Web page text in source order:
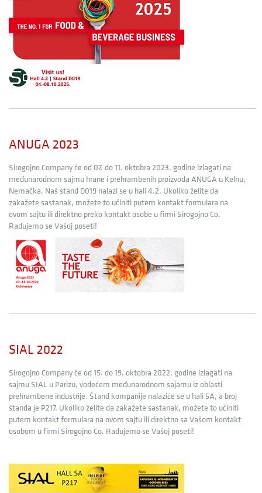
ANUGA 2023
Sirogojno Company će od 07. do 11. oktobra 2023. godine izlagati na
međunarodnom sajmu hrane i prehrambenih proizvoda ANUGA u Kelnu,
Nemačka. Naš stand D019 nalazi se u hali 4.2. Ukoliko želite da
zakažete sastanak, možete to učiniti putem kontakt formulara na
ovom sajtu ili direktno preko kontakt osobe u firmi Sirogojno Co.
Radujemo se Vašoj poseti!
SIAL 2022
Sirogojno Company će od 15. do 19. oktobra 2022. godine izlagati na
sajmu SIAL u Parizu, vodećem međunarodnom sajamu iz oblasti
prehrambene industrije. Štand kompanije nalaziće se u hali 5A, a broj
štanda je P217. Ukoliko želite da zakažete sastanak, možete to učiniti
putem kontakt formulara na ovom sajtu ili direktno sa Vašom kontakt
osobom u firmi Sirogojno Co. Radujemo se Vašoj poseti!